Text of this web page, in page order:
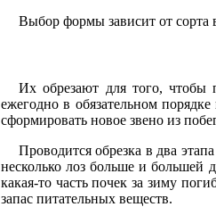
Выбор формы зависит от сорта
Их обрезают для того, чтобы
ежегодно в обязательном
сформировать новое звено из
Проводится обрезка в два
несколько лоз больше и большей
какая-то часть почек за зиму
запас питательных веществ.